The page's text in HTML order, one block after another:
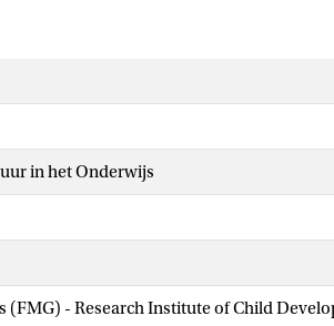
in het Onderwijs
(FMG) - Research Institute of Child